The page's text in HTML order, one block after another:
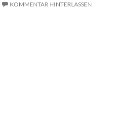
KOMMENTAR HINTERLASSEN